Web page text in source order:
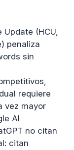
(HCU,
penaliza
sin
requiere
vez mayor
AI
no citan
citan